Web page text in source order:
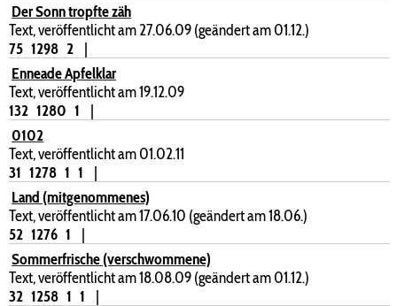
Der Sonn tropfte zäh
Text, veröffentlicht am 27.06.09 (geändert am 01.12.)
75 1298 2
|
Enneade Apfelklar
Text, veröffentlicht am 19.12.09
132 1280 1
|
0102
Text, veröffentlicht am 01.02.11
31 1278 1 1
|
Land (mitgenommenes)
Text, veröffentlicht am 17.06.10 (geändert am 18.06.)
52 1276 1
|
Sommerfrische (verschwommene)
Text, veröffentlicht am 18.08.09 (geändert am 01.12.)
32 1258 1 1
|